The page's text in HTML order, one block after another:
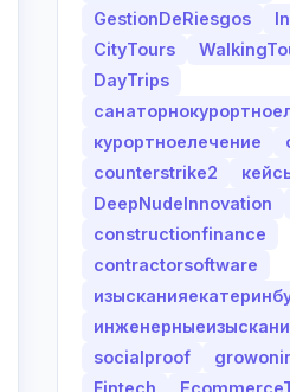
GestionDeRiesgos
CityTours
DayTrips
курортноелечение
counterstrike2
DeepNudeInnovation
constructionfinance
contractorsoftware
socialproof
Fintech